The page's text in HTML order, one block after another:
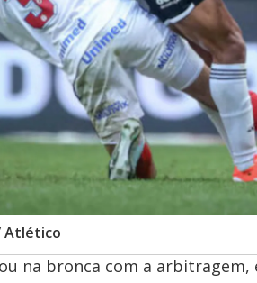
Atlético
na bronca com a arbitragem,